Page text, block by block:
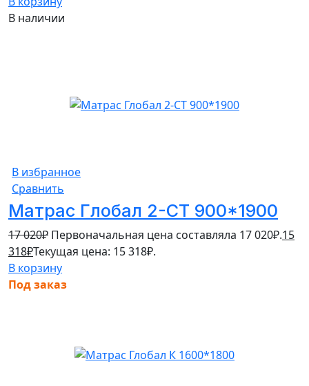
В наличии
В избранное
Сравнить
Матрас Глобал 2-СТ 900*1900
17 020₽ Первоначальная цена составляла 17 020₽.15
318₽Текущая цена: 15 318₽.
В корзину
Под заказ